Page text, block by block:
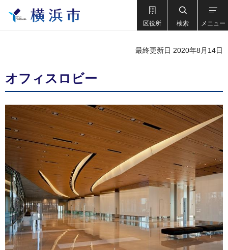
区役所 検索 メニュー
最終更新日 2020年8月14日
オフィスロビー